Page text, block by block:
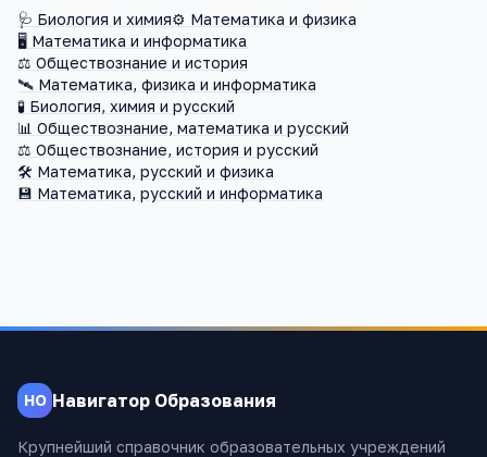
🩺 Биология и химия⚙️ Математика и физика
🖥️ Математика и информатика
⚖️ Обществознание и история
🛰️ Математика, физика и информатика
🧪 Биология, химия и русский
📊 Обществознание, математика и русский
⚖️ Обществознание, история и русский
🛠️ Математика, русский и физика
💾 Математика, русский и информатика
НО Навигатор Образования
Крупнейший справочник образовательных учреждений